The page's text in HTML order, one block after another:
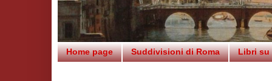
Home page Suddivisioni di Roma Libri su